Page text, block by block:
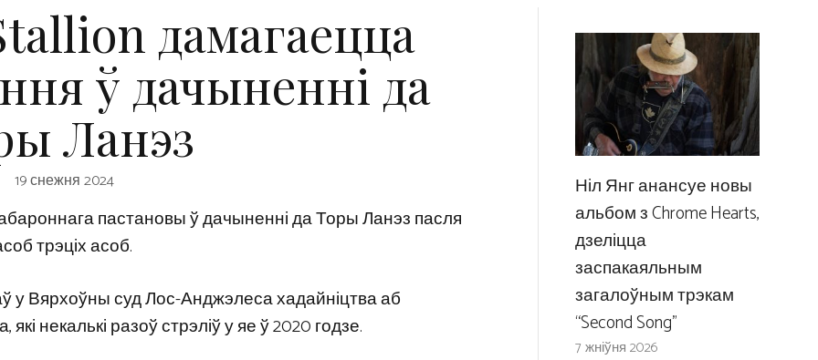
дамагаецца
ў дачыненні да
Ланэз
19 снежня 2024
пастановы ў дачыненні да Торы Ланэз пасля
трэціх асоб.
у Вярхоўны суд Лос-Анджэлеса хадайніцтва аб
некалькі разоў стрэліў у яе ў 2020 годзе.
Ніл Янг анансуе новы
альбом з Chrome Hearts,
дзеліцца
заспакаяльным
загалоўным трэкам
“Second Song”
7 жніўня 2026